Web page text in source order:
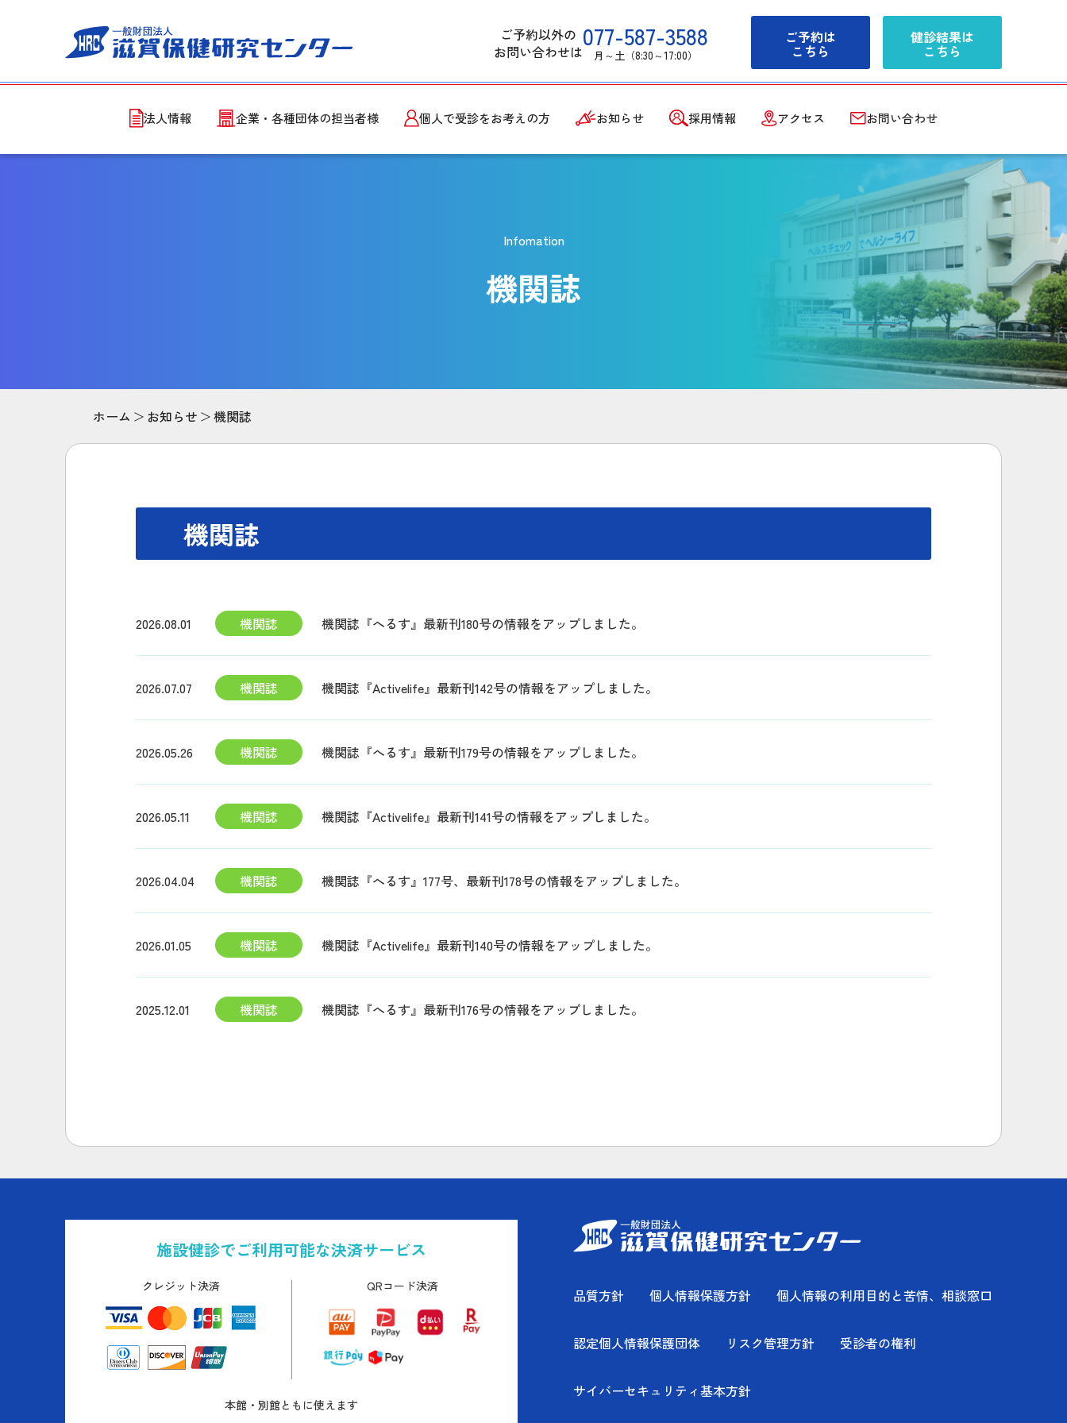
ご予約以外の
お問い合わせは077-587-3588
月～土（8:30～17:00）
ご予約は
こちら
健診結果は
こちら
法人情報 企業・各種団体の担当者様 個人で受診をお考えの方 お知らせ 採用情報 アクセス お問い合わせ
Infomation
機関誌
ホーム お知らせ 機関誌
機関誌
2026.08.01 機関誌 機関誌『へるす』最新刊180号の情報をアップしました。
2026.07.07 機関誌 機関誌『Activelife』最新刊142号の情報をアップしました。
2026.05.26 機関誌 機関誌『へるす』最新刊179号の情報をアップしました。
2026.05.11 機関誌 機関誌『Activelife』最新刊141号の情報をアップしました。
2026.04.04 機関誌 機関誌『へるす』177号、最新刊178号の情報をアップしました。
2026.01.05 機関誌 機関誌『Activelife』最新刊140号の情報をアップしました。
2025.12.01 機関誌 機関誌『へるす』最新刊176号の情報をアップしました。
施設健診でご利用可能な決済サービス
クレジット決済 QRコード決済
本館・別館ともに使えます
品質方針 個人情報保護方針 個人情報の利用目的と苦情、相談窓口
認定個人情報保護団体 リスク管理方針 受診者の権利
サイバーセキュリティ基本方針